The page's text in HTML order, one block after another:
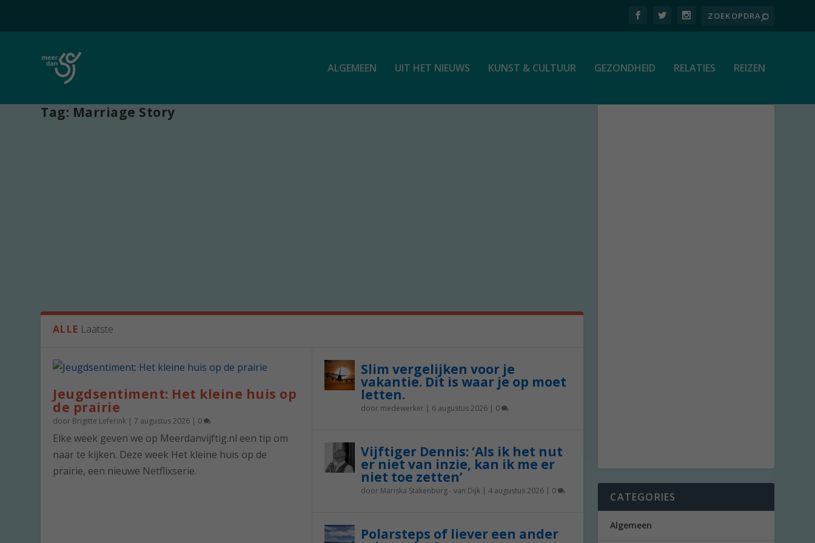
ALGEMEEN UIT HET NIEUWS KUNST & CULTUUR GEZONDHEID RELATIES REIZEN
Tag: Marriage Story
ALLE Laatste
Jeugdsentiment: Het kleine huis op
de prairie
door Brigitte Leferink |7 augustus 2026 | 0
Elke week geven we op Meerdanvijftig.nl een tip om
naar te kijken. Deze week Het kleine huis op de
prairie, een nieuwe Netflixserie.
Slim vergelijken voor je
vakantie. Dit is waar je op moet
letten.
door medewerker| 6 augustus 2026| 0
Vijftiger Dennis: ‘Als ik het nut
er niet van inzie, kan ik me er
niet toe zetten’
door Mariska Stakenburg - van Dijk| 4 augustus 2026| 0
Polarsteps of liever een ander
CATEGORIES
Algemeen